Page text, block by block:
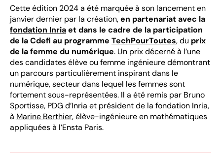
Cette édition 2024 a été marquée à son lancement en
janvier dernier par la création,en partenariat avec la
fondation Inriaet dans le cadre de la participation
de la Cdefi au programme TechPourToutes, du prix
de la femme du numérique. Un prix décerné à l’une
des candidates élève ou femme ingénieure démontrant
un parcours particulièrement inspirant dans le
numérique, secteur dans lequel les femmes sont
fortement sous-représentées. Il a été remis par Bruno
Sportisse, PDG d’Inria et président de la fondation Inria,
à Marine Berthier, élève-ingénieure en mathématiques
appliquées à l’Ensta Paris.